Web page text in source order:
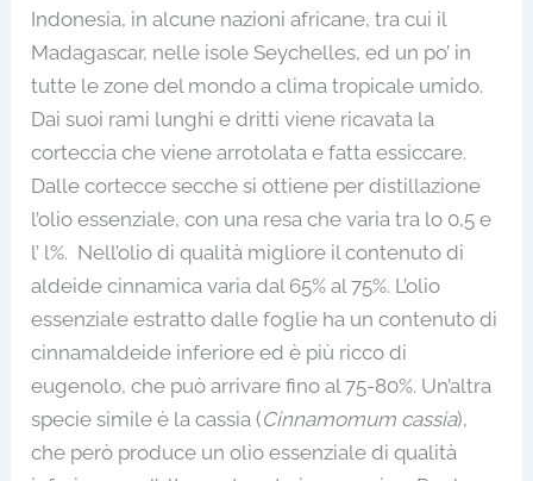
Indonesia, in alcune nazioni africane, tra cui il
Madagascar, nelle isole Seychelles, ed un po’ in
tutte le zone del mondo a clima tropicale umido.
Dai suoi rami lunghi e dritti viene ricavata la
corteccia che viene arrotolata e fatta essiccare.
Dalle cortecce secche si ottiene per distillazione
l’olio essenziale, con una resa che varia tra lo 0,5 e
l’ l%. Nell’olio di qualità migliore il contenuto di
aldeide cinnamica varia dal 65% al 75%. L’olio
essenziale estratto dalle foglie ha un contenuto di
cinnamaldeide inferiore ed è più ricco di
eugenolo, che può arrivare fino al 75-80%. Un’altra
specie simile è la cassia (Cinnamomum cassia),
che però produce un olio essenziale di qualità